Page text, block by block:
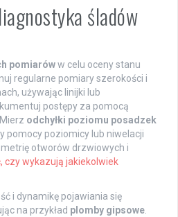
śladów
pomiaróww celu oceny stanu
regularne pomiary szerokości i
używając linijki lub
postępy za pomocą
odchyłki poziomu posadzek
pomocy poziomicy lub niwelacji
otworów drzwiowych i
czy wykazują jakiekolwiek
i dynamikę pojawiania się
na przykład plomby gipsowe.